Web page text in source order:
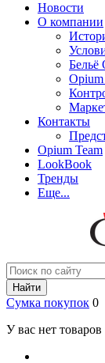
Новости
О компании
Бельё
Контакты
Opium Team
LookBook
Тренды
Еще...
Найти
Сумка покупок 0
У вас нет товаров